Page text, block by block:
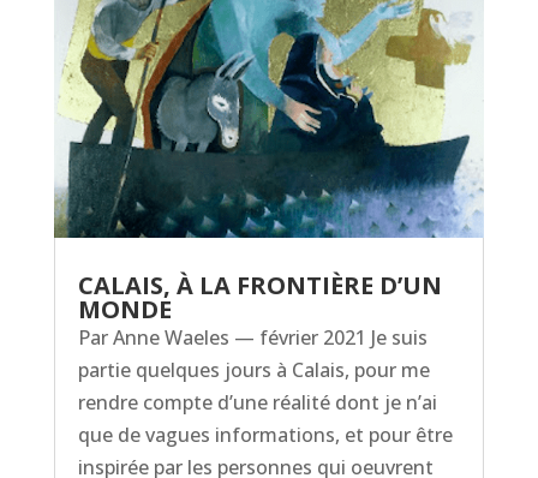
CALAIS, À LA FRONTIÈRE D’UN
MONDE
Par Anne Waeles — février 2021 Je suis
partie quelques jours à Calais, pour me
rendre compte d’une réalité dont je n’ai
que de vagues informations, et pour être
inspirée par les personnes qui oeuvrent